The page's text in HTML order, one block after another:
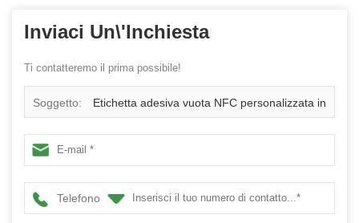
Inviaci Un\'inchiesta
Ti contatteremo il prima possibile!
Soggetto: Etichetta adesiva vuota NFC personalizzata in
PVC impermeabile
Telefono